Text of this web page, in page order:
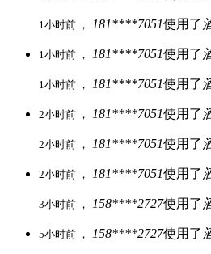
1小时前 ， 181****7051使用了
1小时前 ， 181****7051使用了
1小时前 ， 181****7051使用了
2小时前 ， 181****7051使用了
2小时前 ， 181****7051使用了
2小时前 ， 181****7051使用了
3小时前 ， 158****2727使用了
5小时前 ， 158****2727使用了